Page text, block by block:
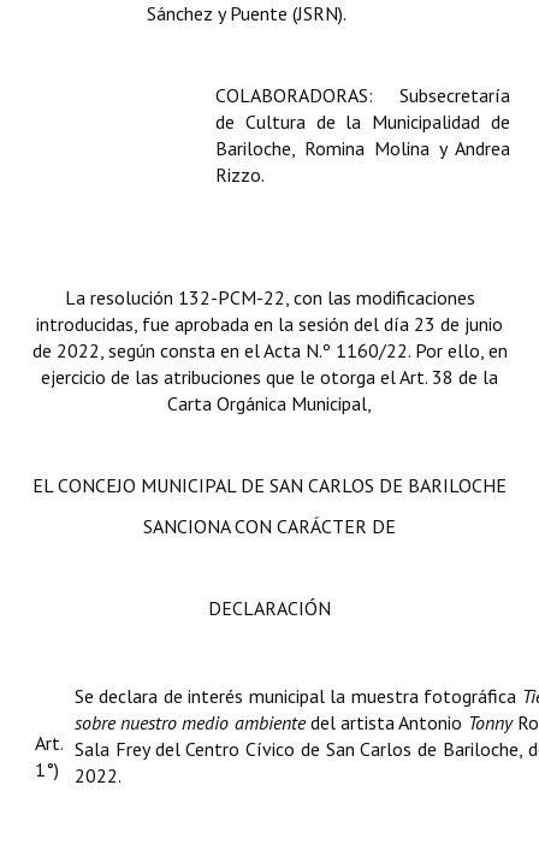
Sánchez y Puente (JSRN).
COLABORADORAS: Subsecretaría
de Cultura de la Municipalidad de
Bariloche, Romina Molina y Andrea
Rizzo.
La resolución 132-PCM-22, con las modificaciones
introducidas, fue aprobada en la sesión del día 23 de junio
de 2022, según consta en el Acta N.º 1160/22. Por ello, en
ejercicio de las atribuciones que le otorga el Art. 38 de la
Carta Orgánica Municipal,
EL CONCEJO MUNICIPAL DE SAN CARLOS DE BARILOCHE
SANCIONA CON CARÁCTER DE
DECLARACIÓN
Art.
1°)
Se declara de interés municipal la muestra fotográfica
sobre nuestro medio ambientedel artista Antonio Tonny
Sala Frey del Centro Cívico de San Carlos de
2022.